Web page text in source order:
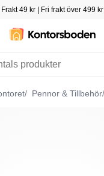
Frakt 49 kr | Fri frakt över 499 kr
Pennor & Tillbehör